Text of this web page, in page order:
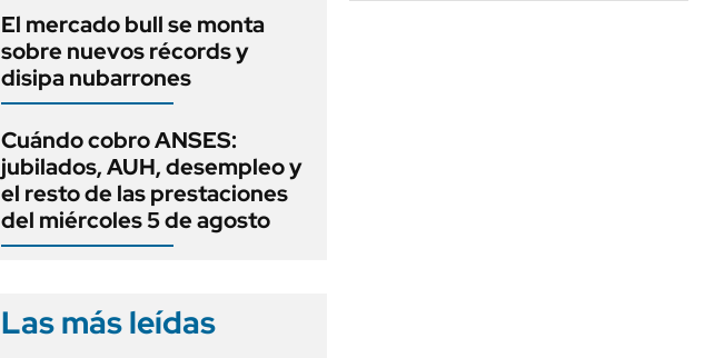
El mercado bull se monta
sobre nuevos récords y
disipa nubarrones
Cuándo cobro ANSES:
jubilados, AUH, desempleo y
el resto de las prestaciones
del miércoles 5 de agosto
Las más leídas